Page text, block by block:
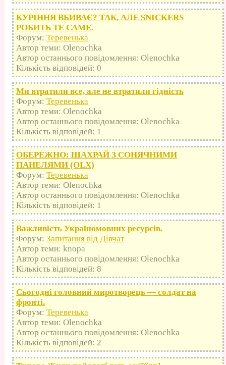
КУРІННЯ ВБИВАЄ? ТАК, АЛЕ SNICKERS
РОБИТЬ ТЕ САМЕ.
Форум: Теревенька
Автор теми: Olenochka
Автор останнього повідомлення: Olenochka
Кількість відповідей: 0
Ми втратили все, але не втратили гідність
Форум: Теревенька
Автор теми: Olenochka
Автор останнього повідомлення: Olenochka
Кількість відповідей: 1
ОБЕРЕЖНО: ШАХРАЙ З СОНЯЧНИМИ
ПАНЕЛЯМИ (OLX)
Форум: Теревенька
Автор теми: Olenochka
Автор останнього повідомлення: Olenochka
Кількість відповідей: 1
Важливість Україномовних ресурсів.
Форум: Запитання від Дівчат
Автор теми: knopa
Автор останнього повідомлення: Olenochka
Кількість відповідей: 8
Сьогодні головний миротворець — солдат на
фронті.
Форум: Теревенька
Автор теми: Olenochka
Автор останнього повідомлення: Olenochka
Кількість відповідей: 2